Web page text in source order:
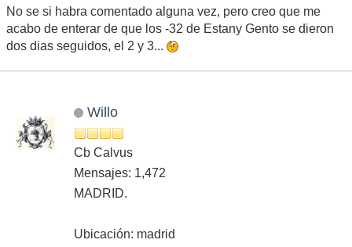
No se si habra comentado alguna vez, pero creo que me
acabo de enterar de que los -32 de Estany Gento se dieron
dos dias seguidos, el 2 y 3...
Willo
Cb Calvus
Mensajes: 1,472
MADRID.
Ubicación: madrid